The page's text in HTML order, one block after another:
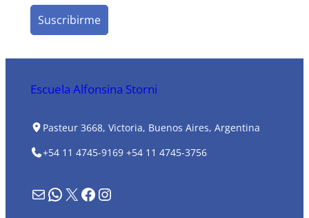
Escuela Alfonsina Storni
Pasteur 3668, Victoria, Buenos Aires, Argentina
+54 11 4745-9169 +54 11 4745-3756
Formulario de contacto WhatsApp X Facebook Instagram